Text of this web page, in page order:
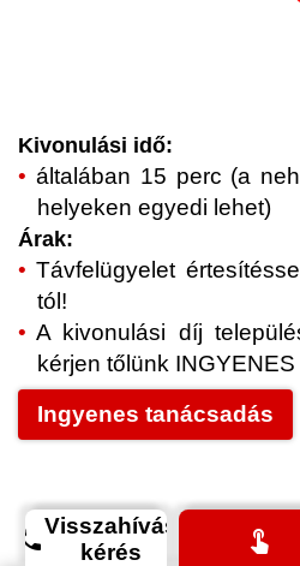
Kivonulási idő:
általában 15 perc (a
helyeken egyedi lehet)
Árak:
Távfelügyelet
tól!
A kivonulási díj
kérjen tőlünk
Ingyenes tanácsadás
phoneVisszahívás
kérés
touch_app